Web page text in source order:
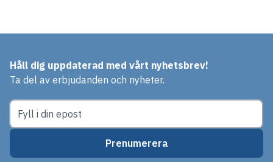
Håll dig uppdaterad med vårt nyhetsbrev!
Ta del av erbjudanden och nyheter.
Prenumerera